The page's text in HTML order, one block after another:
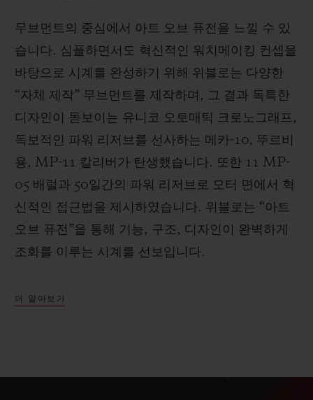
무브먼트의 중심에서 아트 오브 퓨전을 느낄 수 있
습니다. 심플하면서도 혁신적인 워치메이킹 컨셉을
바탕으로 시계를 완성하기 위해 위블로는 다양한
“자체 제작” 무브먼트를 제작하며, 그 결과 독특한
디자인이 돋보이는 유니코 오토매틱 크로노그래프,
독보적인 파워 리저브를 선사하는 메카-10, 뚜르비
용, MP-11 칼리버가 탄생했습니다. 또한 11 MP-
05 배럴과 50일간의 파워 리저브로 모터 면에서 혁
신적인 접근법을 제시하였습니다. 위블로는 “아트
오브 퓨전”을 통해 기능, 구조, 디자인이 완벽하게
조화를 이루는 시계를 선보입니다.
더 알아보기